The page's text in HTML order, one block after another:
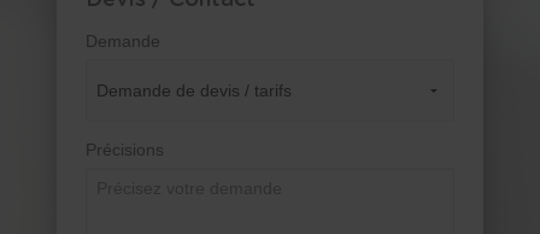
Demande
Précisions